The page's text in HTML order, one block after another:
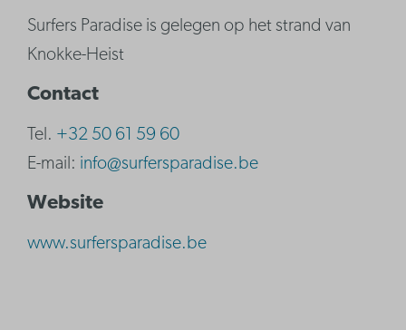
Surfers Paradise is gelegen op het strand van
Knokke-Heist
Contact
Tel. +32 50 61 59 60
E-mail: info@surfersparadise.be
Website
www.surfersparadise.be